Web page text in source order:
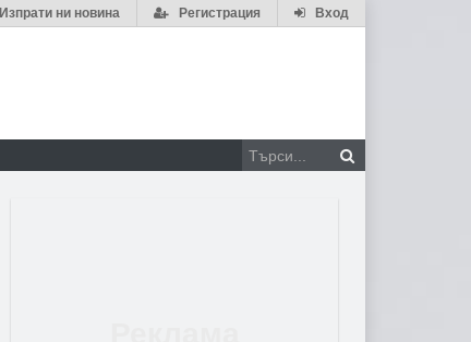
Вход
Регистрация
Изпрати ни новина